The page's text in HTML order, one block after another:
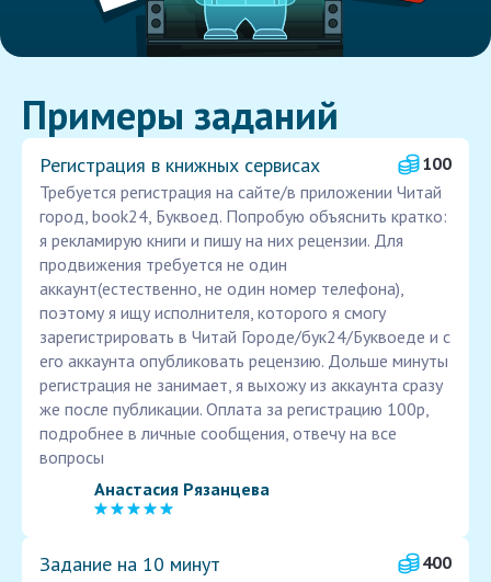
Примеры заданий
Регистрация в книжных сервисах
100
Требуется регистрация на сайте/в приложении Читай
город, book24, Буквоед. Попробую объяснить кратко:
я рекламирую книги и пишу на них рецензии. Для
продвижения требуется не один
аккаунт(естественно, не один номер телефона),
поэтому я ищу исполнителя, которого я смогу
зарегистрировать в Читай Городе/бук24/Буквоеде и с
его аккаунта опубликовать рецензию. Дольше минуты
регистрация не занимает, я выхожу из аккаунта сразу
же после публикации. Оплата за регистрацию 100р,
подробнее в личные сообщения, отвечу на все
вопросы
Анастасия Рязанцева
Задание на 10 минут
400